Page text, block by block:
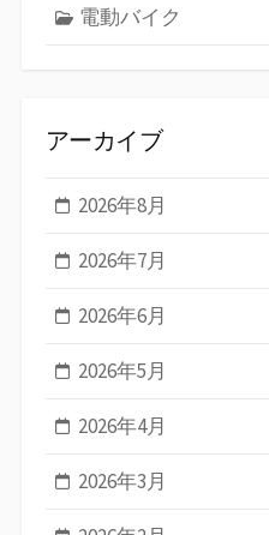
電動バイク
アーカイブ
2026年8月
2026年7月
2026年6月
2026年5月
2026年4月
2026年3月